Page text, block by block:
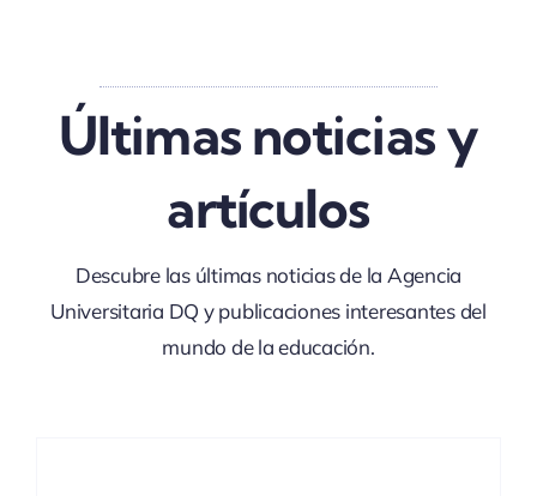
Últimas noticias y
artículos
Descubre las últimas noticias de la Agencia
Universitaria DQ y publicaciones interesantes del
mundo de la educación.